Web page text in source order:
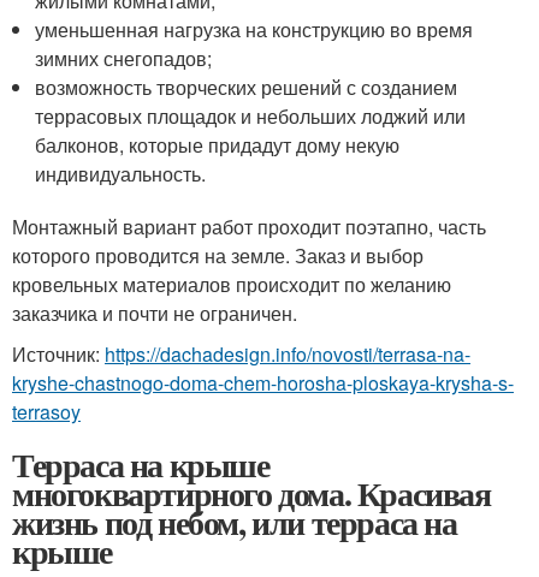
уменьшенная нагрузка на конструкцию во время
зимних снегопадов;
возможность творческих решений с созданием
террасовых площадок и небольших лоджий или
балконов, которые придадут дому некую
индивидуальность.
Монтажный вариант работ проходит поэтапно, часть
которого проводится на земле. Заказ и выбор
кровельных материалов происходит по желанию
заказчика и почти не ограничен.
Источник: https://dachadesign.info/novosti/terrasa-na-
kryshe-chastnogo-doma-chem-horosha-ploskaya-krysha-s-
terrasoy
Терраса на крыше
многоквартирного дома. Красивая
жизнь под небом, или терраса на
крыше